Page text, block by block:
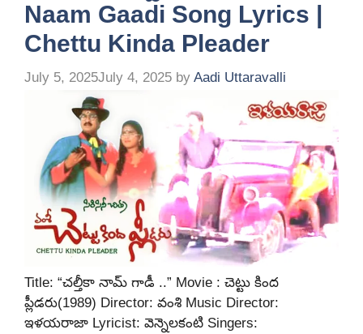
Naam Gaadi Song Lyrics |
Chettu Kinda Pleader
July 5, 2025July 4, 2025 by Aadi Uttaravalli
Title: “చల్తీకా నామ్ గాడీ ..” Movie : చెట్టు కింద
ప్లీడరు(1989) Director: వంశి Music Director:
ఇళయరాజా Lyricist: వెన్నెలకంటి Singers: